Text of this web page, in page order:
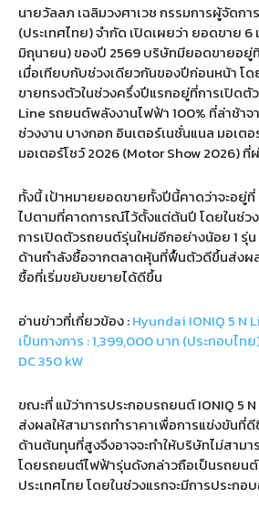
นายวัลลภ เฉลิมวงศาเวช กรรมการผู้จัดก
(ประเทศไทย)จำกัด เปิดเผยว่า ยอดขาย 6
มิถุนายน)ของปี 2569บริษัทมียอดขายอยู่
เมื่อเทียบกับช่วงเดียวกันของปีก่อนหน้า โ
ขายทรงตัวในช่วงครึ่งปีแรกอยู่ที่การเปิดตัว
Line รถยนต์พลังงานไฟฟ้า100% ที่ล่าช้าจ
ช่วงงาน บางกอก อินเตอร์เนชั่นแนล มอเต
มอเตอร์โชว์2026 (Motor Show 2026)ที่
ทั้งนี้ เป้าหมายยอดขายทั้งปีนี้คาดว่าจะอยู่ที่
ไปตามที่คาดการณ์ไว้ตั้งแต่ต้นปี โดยในช่ว
การเปิดตัวรถยนต์รุ่นใหม่อีกอย่างน้อย1 รุ่
ด้านกำลังซื้อจากตลาดหุ้นที่ฟื้นตัวดีขึ้นส่งผ
ซื้อที่เริ่มขยับขยายได้ดีขึ้น
อ่านข่าวที่เกี่ยวข้อง :Hyundai IONIQ 5 N
เป็นทางการ : 1,399,000 บาท (ประกอบไท
DC 350 kW
ขณะที่ แม้ว่าการประกอบรถยนต์IONIQ 5
ส่งผลให้สามารถทำราคาเพื่อการแข่งขันที่
ด้านต้นทุนที่สูงจึงอาจจะทำให้บริษัทไม่สาม
โดยรถยนต์ไฟฟ้ารุ่นดังกล่าวถือเป็นรถยน
ประเทศไทย โดยในช่วงแรกจะมีการประกอ